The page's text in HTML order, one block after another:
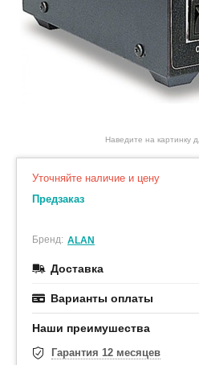
Наведите на картинку
Уточняйте наличие и цену
Предзаказ
Бренд: ALAN
Доставка
Варианты оплаты
Наши преимушества
Гарантия 12 месяцев